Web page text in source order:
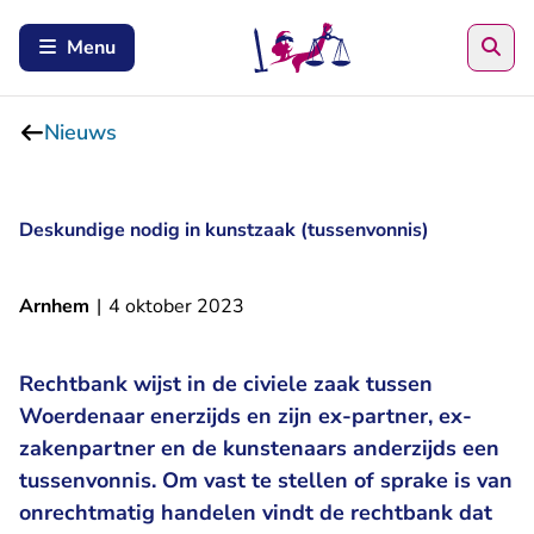
Menu
Nieuws
Deskundige nodig in kunstzaak (tussenvonnis)
Arnhem | 4 oktober 2023
Rechtbank wijst in de civiele zaak tussen
Woerdenaar enerzijds en zijn ex-partner, ex-
zakenpartner en de kunstenaars anderzijds een
tussenvonnis. Om vast te stellen of sprake is van
onrechtmatig handelen vindt de rechtbank dat